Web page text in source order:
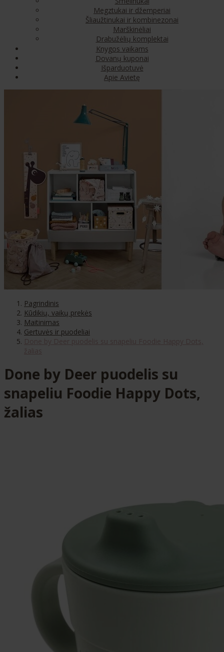
Megztukai ir džemperiai
Šliaužtinukai ir kombinezonai
Marškinėliai
Drabužėlių komplektai
Knygos vaikams
Dovanų kuponai
Išparduotuvė
Apie Avietę
Pagrindinis
Kūdikių, vaikų prekės
Maitinimas
Gertuvės ir puodeliai
Done by Deer puodelis su
snapeliu Foodie Happy Dots,
žalias